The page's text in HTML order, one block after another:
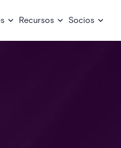
Recursos Socios